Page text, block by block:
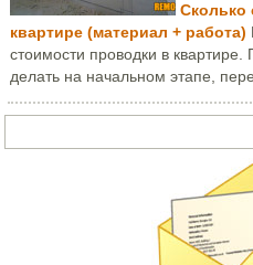
Сколько
квартире (материал + работа)
стоимости проводки в
делать на начальном этапе,